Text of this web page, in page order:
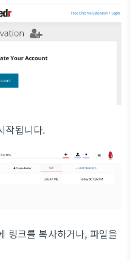
작됩니다.
링크를 복사하거나, 파일을